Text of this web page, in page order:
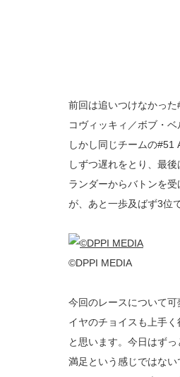
前回は追いつけなかっ
コヴィッキィ／ボブ・
しかし同じチームの#51
しずつ遅れをとり、最
ランダーからバトンを
が、あと一歩及ばず3位
©DPPI MEDIA
今回のレースについて
イヤのチョイスも上手
と思います。今日はず
満足という感じではな